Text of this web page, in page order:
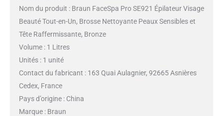
Nom du produit : Braun FaceSpa Pro SE921 Épilateur Visage
Beauté Tout-en-Un, Brosse Nettoyante Peaux Sensibles et
Tête Raffermissante, Bronze
Volume : 1 Litres
Unités : 1 unité
Contact du fabricant : 163 Quai Aulagnier, 92665 Asnières
Cedex, France
Pays d’origine : China
Marque : Braun